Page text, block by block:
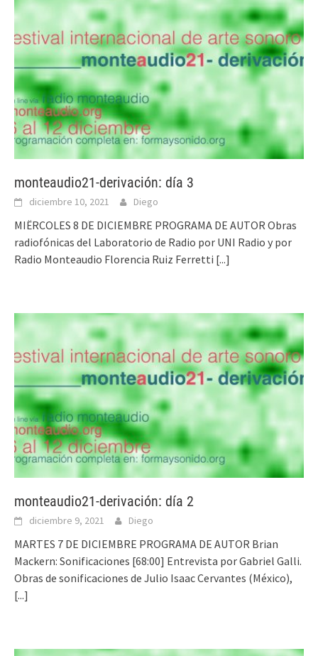
monteaudio21-derivación: día 3
diciembre 10, 2021 Diego
MIËRCOLES 8 DE DICIEMBRE PROGRAMA DE AUTOR Obras
radiofónicas del Laboratorio de Radio por UNI Radio y por
Radio Monteaudio Florencia Ruiz Ferretti [...]
monteaudio21-derivación: día 2
diciembre 9, 2021 Diego
MARTES 7 DE DICIEMBRE PROGRAMA DE AUTOR Brian
Mackern: Sonificaciones [68:00] Entrevista por Gabriel Galli.
Obras de sonificaciones de Julio Isaac Cervantes (México),
[...]